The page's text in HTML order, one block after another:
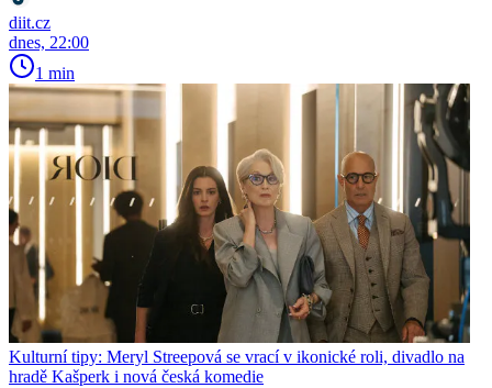
diit.cz
dnes, 22:00
1 min
Kulturní tipy: Meryl Streepová se vrací v ikonické roli, divadlo na
hradě Kašperk i nová česká komedie